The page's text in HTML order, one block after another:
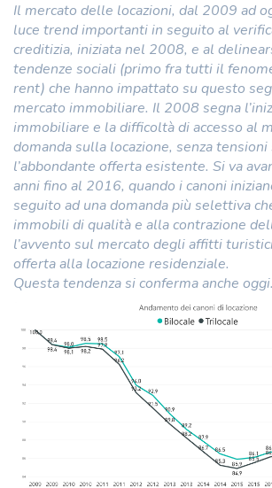
Il mercato delle locazioni, dal 2009 ad
luce trend importanti in seguito al
creditizia, iniziata nel 2008, e al
tendenze sociali (primo fra tutti il
rent) che hanno impattato su questo
mercato immobiliare. Il 2008 segna
immobiliare e la difficoltà di accesso al
domanda sulla locazione, senza
l’abbondante offerta esistente. Si va
anni fino al 2016, quando i canoni
seguito ad una domanda più selettiva
immobili di qualità e alla contrazione
l’avvento sul mercato degli affitti
offerta alla locazione residenziale.
Questa tendenza si conferma anche oggi.